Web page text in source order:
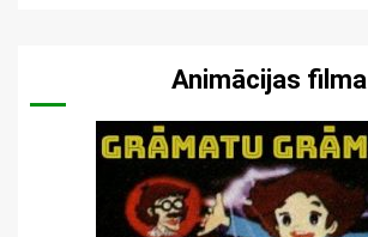
Animācijas filma